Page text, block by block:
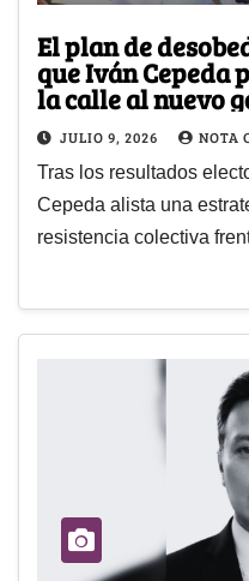
El plan de
que Iván Cepeda
la calle al nuevo
JULIO 9, 2026 NOTA
Tras los resultados
Cepeda alista una
resistencia colectiva